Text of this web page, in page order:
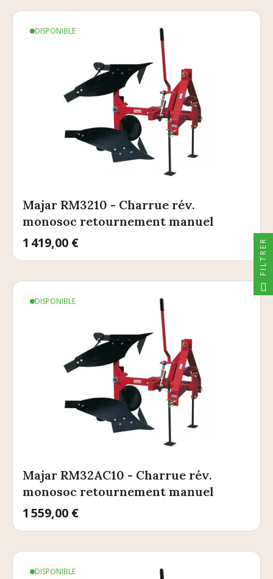
DISPONIBLE
Majar RM3210 - Charrue rév.
monosoc retournement manuel
Prix
1 419,00 €
DISPONIBLE
Majar RM32AC10 - Charrue rév.
monosoc retournement manuel
Prix
1 559,00 €
DISPONIBLE
FILTRER